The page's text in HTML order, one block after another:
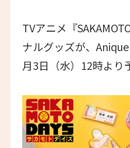
TVアニメ『
ナルグッズが、
月3日（水）12時より